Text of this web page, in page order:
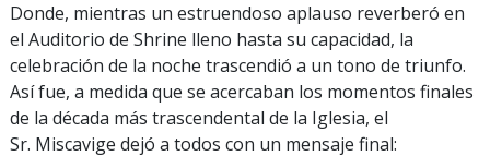
Donde, mientras un estruendoso aplauso reverberó en
el Auditorio de Shrine lleno hasta su capacidad, la
celebración de la noche trascendió a un tono de triunfo.
Así fue, a medida que se acercaban los momentos finales
de la década más trascendental de la Iglesia, el
Sr. Miscavige dejó a todos con un mensaje final: